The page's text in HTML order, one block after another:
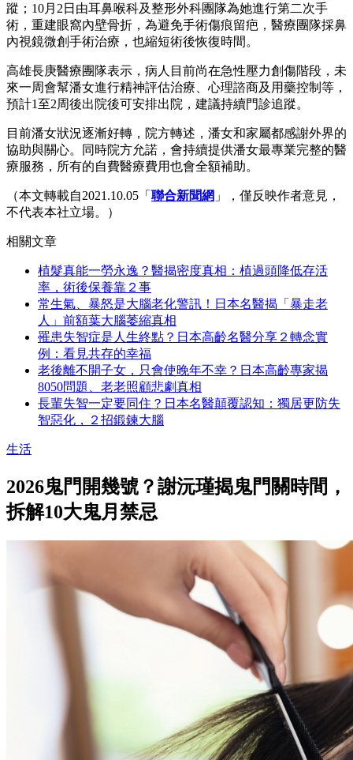
蹤；10月2日由耳鼻喉科及整形外科團隊為她進行第二次手
術，重建眼窩內壁骨折，為避免手術傷痕留疤，醫療團隊採鼻
內視鏡微創手術治療，也縮短術後恢復時間。
高雄長庚醫療團隊表示，病人目前尚在急性壓力創傷階段，未
來一周會幫潘女進行精神評估治療、心理諮商及用藥控制等，
預計1至2周後出院後可安排出院，建議持續門診追蹤。
目前潘女狀況逐漸好轉，院方轉述，潘女和家屬都感謝外界的
協助與關心。同時院方允諾，會持續提供潘女最專業完整的醫
療服務，所有的自費醫療費用也會全額補助。
（本文轉載自2021.10.05「 聯合新聞網 」，僅反映作者意見，
不代表本社立場。）
相關文章
植髮真能一勞永逸？醫揭密度真相：植過頭降低存活
率，術後保養靠２事
常生氣、暴怒是大腦老化警訊！日本名醫揭「暴走老
人」前額葉大腦萎縮真相
罹患失智症是人生終點？日本高齡名醫分享２轉念實
例：看見共存的幸福
老後離不開子女，只會使晚年不幸？日本高齡專家揭
8050問題、老老照顧悲劇真相
長輩失智一定要同住？日本名醫顛覆認知：獨居更防失
智惡化，２招鍛鍊大腦
生活
2026鬼門開幾號？謝沅瑾揭鬼門關時間，
拆解10大鬼月禁忌